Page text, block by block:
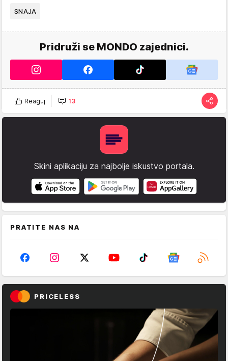
SNAJA
Pridruži se MONDO zajednici.
Reaguj 13
Skini aplikaciju za najbolje iskustvo portala.
PRATITE NAS NA
PRICELESS